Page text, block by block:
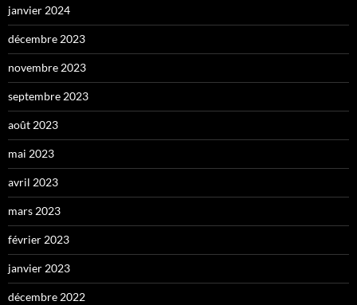
janvier 2024
décembre 2023
novembre 2023
septembre 2023
août 2023
mai 2023
avril 2023
mars 2023
février 2023
janvier 2023
décembre 2022